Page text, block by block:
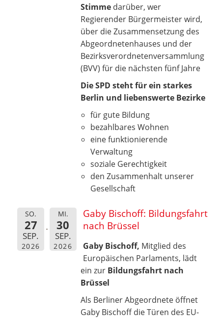
Stimme darüber, wer
Regierender Bürgermeister wird,
über die Zusammensetzung des
Abgeordnetenhauses und der
Bezirksverordnetenversammlung
(BVV) für die nächsten fünf Jahre
Die SPD steht für ein starkes
Berlin und liebenswerte Bezirke
für gute Bildung
bezahlbares Wohnen
eine funktionierende
Verwaltung
soziale Gerechtigkeit
den Zusammenhalt unserer
Gesellschaft
SO.
27
SEP.
2026
MI.
30
SEP.
2026
Gaby Bischoff: Bildungsfahrt
nach Brüssel
Gaby Bischoff, Mitglied des
Europäischen Parlaments, lädt
ein zur Bildungsfahrt nach
Brüssel
Als Berliner Abgeordnete öffnet
Gaby Bischoff die Türen des EU-